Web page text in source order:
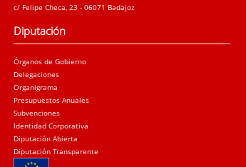
c/ Felipe Checa, 23 - 06071 Badajoz
Diputación
Órganos de Gobierno
Delegaciones
Organigrama
Presupuestos Anuales
Subvenciones
Identidad Corporativa
Diputación Abierta
Diputación Transparente